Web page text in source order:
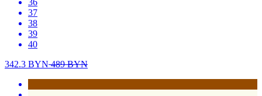
36
37
38
39
40
342.3 BYN489BYN